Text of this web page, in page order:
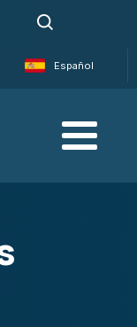
Español